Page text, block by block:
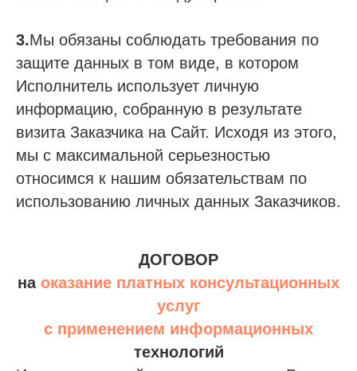
3.Мы обязаны соблюдать требования по
защите данных в том виде, в котором
Исполнитель использует личную
информацию, собранную в результате
визита Заказчика на Сайт. Исходя из этого,
мы с максимальной серьезностью
относимся к нашим обязательствам по
использованию личных данных Заказчиков.
ДОГОВОР
на оказание платных консультационных
услуг
с применением информационных
технологий